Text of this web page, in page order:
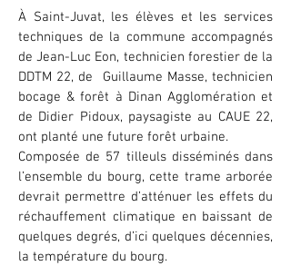
À Saint-Juvat, les élèves et les services
techniques de la commune accompagnés
de Jean-Luc Eon, technicien forestier de la
DDTM 22, de Guillaume Masse, technicien
bocage & forêt à Dinan Agglomération et
de Didier Pidoux, paysagiste au CAUE 22,
ont planté une future forêt urbaine.
Composée de 57 tilleuls disséminés dans
l’ensemble du bourg, cette trame arborée
devrait permettre d’atténuer les effets du
réchauffement climatique en baissant de
quelques degrés, d’ici quelques décennies,
la température du bourg.